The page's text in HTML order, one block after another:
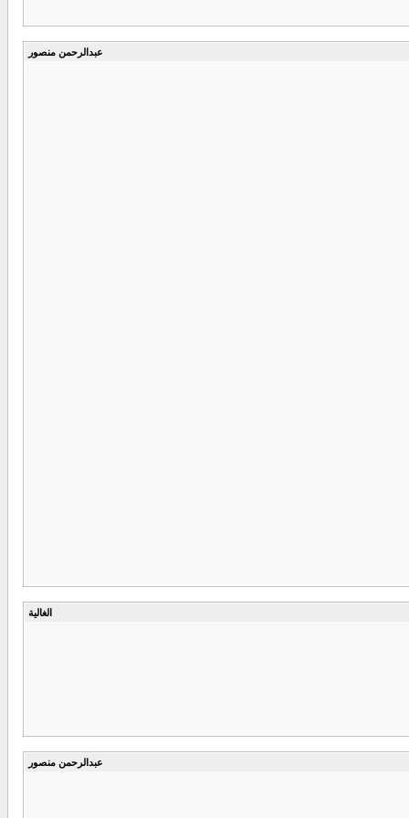
عبدالرحمن منصور
الغالية
عبدالرحمن منصور